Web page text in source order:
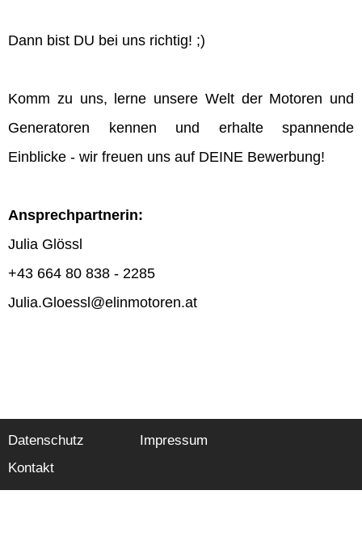
Dann bist DU bei uns richtig! ;)
Komm zu uns, lerne unsere Welt der Motoren und
Generatoren kennen und erhalte spannende
Einblicke - wir freuen uns auf DEINE Bewerbung!
Ansprechpartnerin:
Julia Glössl
+43 664 80 838 - 2285
Julia.Gloessl@elinmotoren.at
Datenschutz
Impressum
Kontakt